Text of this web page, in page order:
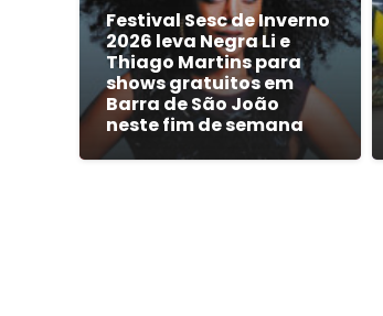
Festival Sesc de Inverno
2026 leva Negra Li e
Thiago Martins para
shows gratuitos em
Barra de São João
neste fim de semana